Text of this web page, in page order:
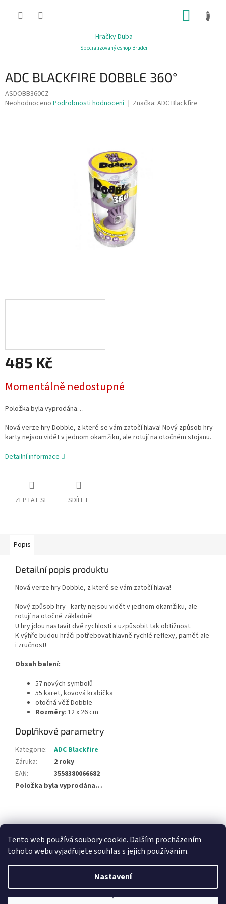
Tento web používá soubory cookie. Dalším procházením
tohoto webu vyjadřujete souhlas s jejich používáním.
Nastavení
Hračky Duba
Specializovaný eshop Bruder
ADC BLACKFIRE DOBBLE 360°
ASDOBB360CZ
Průměrné
Neohodnoceno Podrobnosti hodnocení Značka: ADC Blackfire
485 Kč
cena:
Momentálně nedostupné
Položka byla vyprodána…
Nová verze hry Dobble, z které se vám zatočí hlava! Nový způsob hry -
karty nejsou vidět v jednom okamžiku, ale rotují na otočném stojanu.
Detailní informace
ZEPTAT SE SDÍLET
Popis
Detailní popis produktu
Nová verze hry Dobble, z které se vám zatočí hlava!
Nový způsob hry - karty nejsou vidět v jednom okamžiku, ale
rotují na otočné základně!
U hry jdou nastavit dvě rychlosti a uzpůsobit tak obtížnost.
K výhře budou hráči potřebovat hlavně rychlé reflexy, paměť ale
i zručnost!
Obsah balení:
57 nových symbolů
55 karet, kovová krabička
otočná věž Dobble
Rozměry: 12 x 26 cm
Doplňkové parametry
Kategorie:
ADC Blackfire
Záruka:
2 roky
EAN:
3558380066682
Položka byla vyprodána…
á
Vytvořil Shoptet